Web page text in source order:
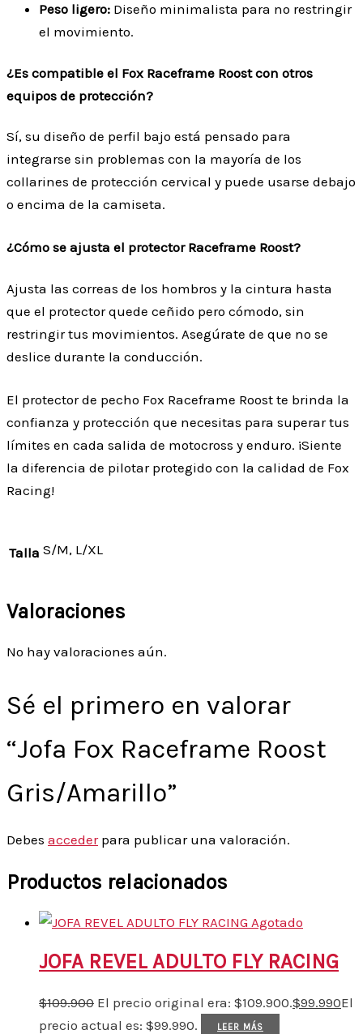
Peso ligero: Diseño minimalista para no restringir
el movimiento.
¿Es compatible el Fox Raceframe Roost con otros
equipos de protección?
Sí, su diseño de perfil bajo está pensado para
integrarse sin problemas con la mayoría de los
collarines de protección cervical y puede usarse debajo
o encima de la camiseta.
¿Cómo se ajusta el protector Raceframe Roost?
Ajusta las correas de los hombros y la cintura hasta
que el protector quede ceñido pero cómodo, sin
restringir tus movimientos. Asegúrate de que no se
deslice durante la conducción.
El protector de pecho Fox Raceframe Roost te brinda la
confianza y protección que necesitas para superar tus
límites en cada salida de motocross y enduro. ¡Siente
la diferencia de pilotar protegido con la calidad de Fox
Racing!
Talla S/M, L/XL
Valoraciones
No hay valoraciones aún.
Sé el primero en valorar
“Jofa Fox Raceframe Roost
Gris/Amarillo”
Debes accederpara publicar una valoración.
Productos relacionados
Agotado
JOFA REVEL ADULTO FLY RACING
$109.900 El precio original era: $109.900.$99.990El
precio actual es: $99.990.
LEER MÁS